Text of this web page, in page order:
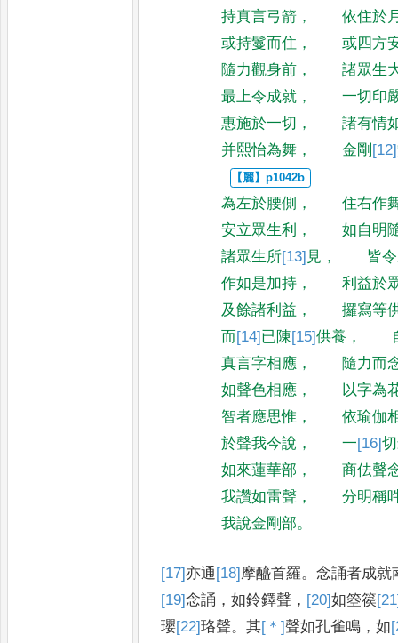
持真言弓箭 ，
依住於
或持鬘而住 ，
或四方
隨力觀身前 ，
諸眾生
最上令成就 ，
一切印
惠施於一切 ，
諸有情
并熙怡為舞 ， 金剛 [12]
為左於腰側 ，
住右作
安立眾生利 ，
如自明
諸眾生所[13] 見 ，
皆
作如是加持 ，
利益於
及餘諸利益 ，
攞寫等
而 [14] 已陳[15]供養 ，
真言字相應 ，
隨力而
如聲色相應 ，
以字為
智者應思惟 ，
依瑜伽
於聲我今說 ， 一[16]切
如來蓮華部 ，
商佉聲
我讚如雷聲 ，
分明稱
我說金剛部。
[17]亦通[18]摩醯首羅。念誦者成就
[19]念誦 ，如鈴鐸聲 ， [20]如箜篌
瓔[22]珞聲。其[＊]聲如孔雀鳴 ，如